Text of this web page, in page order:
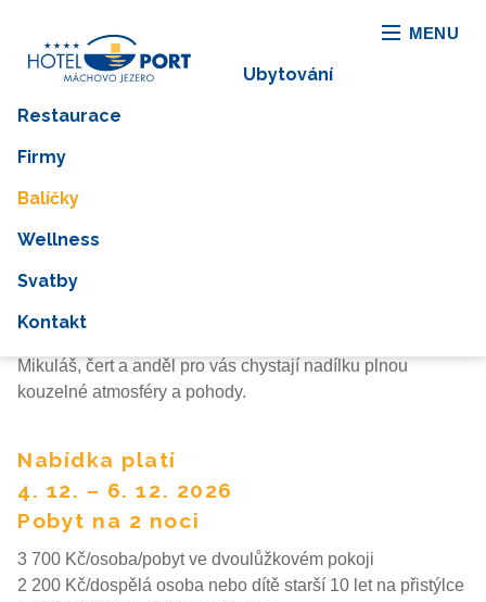
MENU
Ubytování
Restaurace
Firmy
Balíčky
Wellness
Svatby
Kontakt
Mikulášský víkend
Mikuláš, čert a anděl pro vás chystají nadílku plnou
kouzelné atmosféry a pohody.
Nabídka platí
4. 12. – 6. 12. 2026
Pobyt na 2 noci
3 700 Kč/osoba/pobyt ve dvoulůžkovém pokoji
2 200 Kč/dospělá osoba nebo dítě starší 10 let na přistýlce